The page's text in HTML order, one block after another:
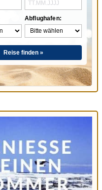
Abflughafen:
Reise finden »